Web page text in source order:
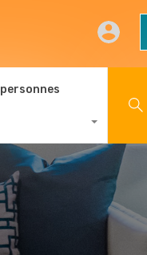
Blog